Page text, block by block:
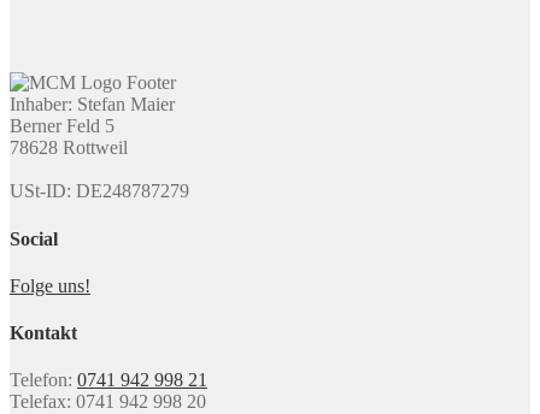
Inhaber: Stefan Maier
Berner Feld 5
78628 Rottweil
USt-ID: DE248787279
Social
Folge uns!
Kontakt
Telefon: 0741 942 998 21
Telefax: 0741 942 998 20